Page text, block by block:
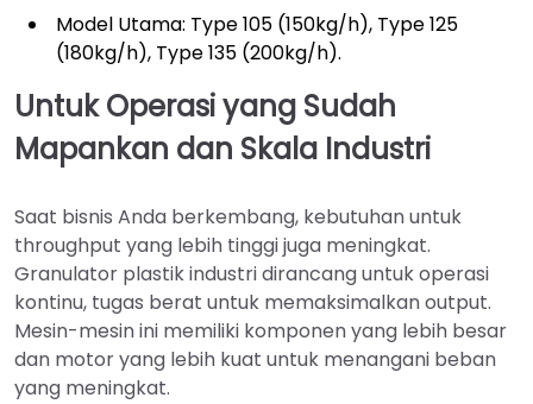
Model Utama: Type 105 (150kg/h), Type 125
(180kg/h), Type 135 (200kg/h).
Untuk Operasi yang Sudah
Mapankan dan Skala Industri
Saat bisnis Anda berkembang, kebutuhan untuk
throughput yang lebih tinggi juga meningkat.
Granulator plastik industri dirancang untuk operasi
kontinu, tugas berat untuk memaksimalkan output.
Mesin-mesin ini memiliki komponen yang lebih besar
dan motor yang lebih kuat untuk menangani beban
yang meningkat.